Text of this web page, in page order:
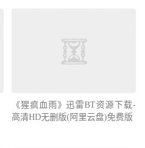
《猩疯血雨》迅雷BT资源下载-
高清HD无删版(阿里云盘)免费版